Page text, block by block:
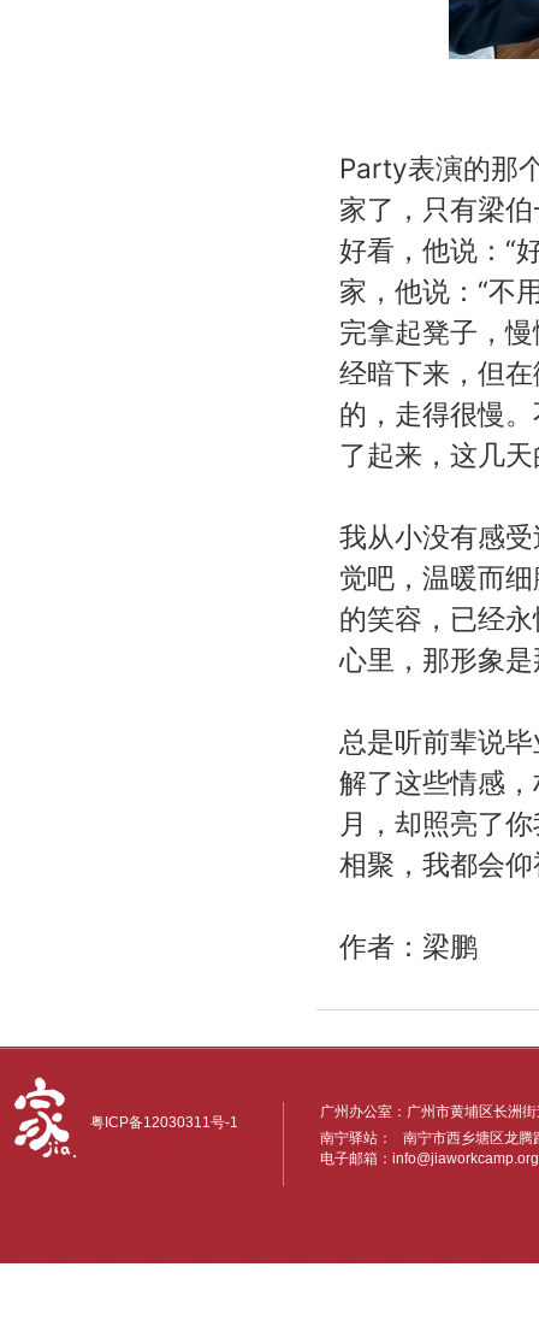
Party表演的那
家了，只有梁
好看，他说：“
家，他说：“不
完拿起凳子，
经暗下来，但
的，走得很慢
了起来，这几
我从小没有感
觉吧，温暖而
的笑容，已经
心里，那形象
总是听前辈说
解了这些情感
月，却照亮了
相聚，我都会
作者：梁鹏
粤ICP备12030311号-1
广州办公室：广州市黄埔区长洲
南宁驿站： 南宁市西乡塘区龙
电子邮箱： info@jiaworkcamp.org